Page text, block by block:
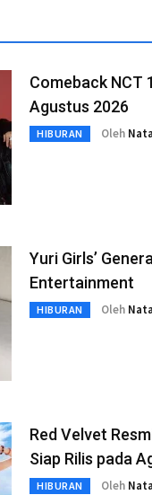
Comeback NCT
Agustus 2026
HIBURAN Oleh
Yuri Girls’
Entertainment
HIBURAN Oleh
Red Velvet
Siap Rilis pada
HIBURAN Oleh